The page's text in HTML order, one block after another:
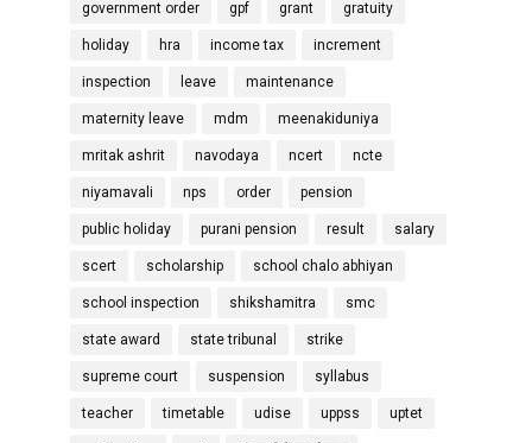
government order gpf grant gratuity
holiday hra income tax increment
inspection leave maintenance
maternity leave mdm meenakiduniya
mritak ashrit navodaya ncert ncte
niyamavali nps order pension
public holiday purani pension result salary
scert scholarship school chalo abhiyan
school inspection shikshamitra smc
state award state tribunal strike
supreme court suspension syllabus
teacher timetable udise uppss uptet